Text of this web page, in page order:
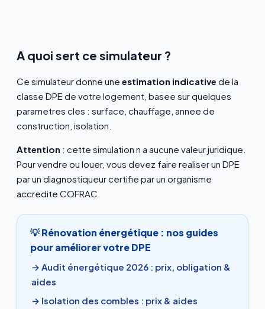
A quoi sert ce simulateur ?
Ce simulateur donne une estimation indicative de la
classe DPE de votre logement, basee sur quelques
parametres cles : surface, chauffage, annee de
construction, isolation.
Attention : cette simulation n a aucune valeur juridique.
Pour vendre ou louer, vous devez faire realiser un DPE
par un diagnostiqueur certifie par un organisme
accredite COFRAC.
💡 Rénovation énergétique : nos guides
pour améliorer votre DPE
→ Audit énergétique 2026 : prix, obligation &
aides
→ Isolation des combles : prix & aides